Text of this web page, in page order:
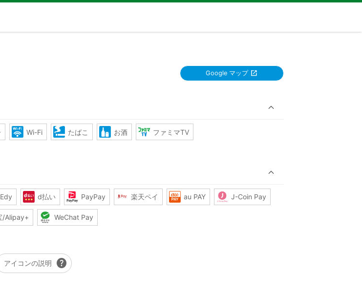
Google マップ
Wi-Fi たばこ お酒 ファミマTV
d払い PayPay 楽天ペイ au PAY J-Coin Pay
/Alipay+ WeChat Pay
アイコンの説明 help